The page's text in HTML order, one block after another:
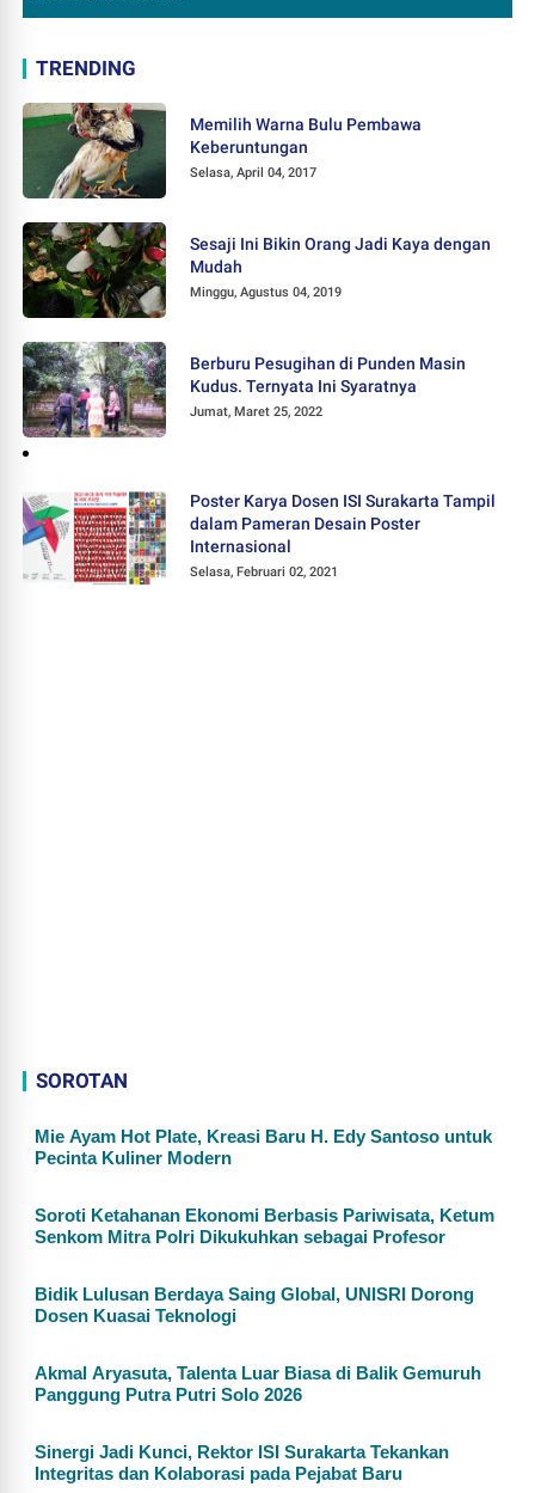
TRENDING
Memilih Warna Bulu Pembawa
Keberuntungan
Selasa, April 04, 2017
Sesaji Ini Bikin Orang Jadi Kaya dengan
Mudah
Minggu, Agustus 04, 2019
Berburu Pesugihan di Punden Masin
Kudus. Ternyata Ini Syaratnya
Jumat, Maret 25, 2022
Poster Karya Dosen ISI Surakarta Tampil
dalam Pameran Desain Poster
Internasional
Selasa, Februari 02, 2021
SOROTAN
Mie Ayam Hot Plate, Kreasi Baru H. Edy Santoso untuk
Pecinta Kuliner Modern
Soroti Ketahanan Ekonomi Berbasis Pariwisata, Ketum
Senkom Mitra Polri Dikukuhkan sebagai Profesor
Bidik Lulusan Berdaya Saing Global, UNISRI Dorong
Dosen Kuasai Teknologi
Akmal Aryasuta, Talenta Luar Biasa di Balik Gemuruh
Panggung Putra Putri Solo 2026
Sinergi Jadi Kunci, Rektor ISI Surakarta Tekankan
Integritas dan Kolaborasi pada Pejabat Baru